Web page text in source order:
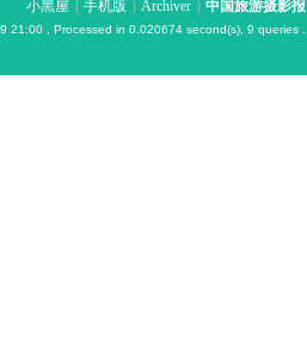
小黑屋 手机版 Archiver 中国旅游摄影报
21:00 , Processed in 0.020674 second(s), 9 queries .